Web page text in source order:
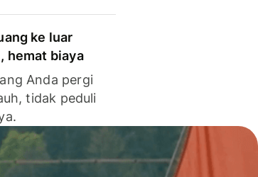
ke luar
hemat biaya
Anda pergi
tidak peduli